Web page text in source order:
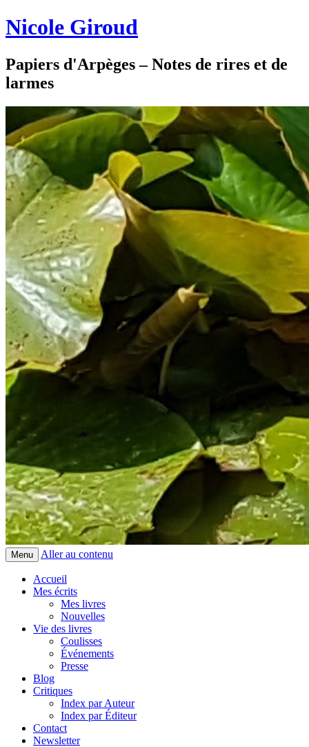
Nicole Giroud
Papiers d'Arpèges – Notes de rires et de
larmes
Menu Aller au contenu
Accueil
Mes écrits
Mes livres
Nouvelles
Vie des livres
Coulisses
Événements
Presse
Blog
Critiques
Index par Auteur
Index par Éditeur
Contact
Newsletter